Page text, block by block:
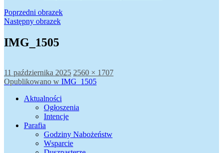
Poprzedni obrazek
Następny obrazek
IMG_1505
Data
publikacji
11 października 2025 Pełny
rozmiar
2560 × 1707
Nawigacja
wpisu
Opublikowano w IMG_1505
Aktualności
Ogłoszenia
Intencje
Parafia
Godziny Nabożeństw
Wsparcie